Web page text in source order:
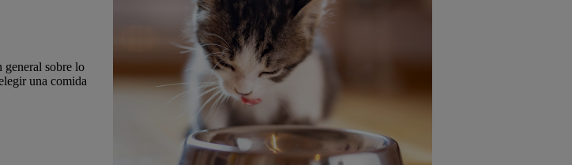
general sobre lo
una comida